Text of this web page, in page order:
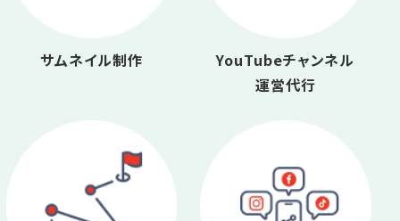
サムネイル制作
YouTubeチャンネル
運営代行